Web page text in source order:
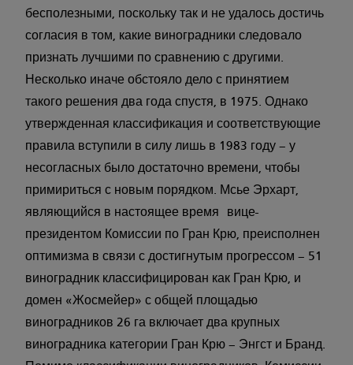
бесполезными, поскольку так и не удалось достичь
согласия в том, какие виноградники следовало
признать лучшими по сравнению с другими.
Несколько иначе обстояло дело с принятием
такого решения два года спустя, в 1975. Однако
утвержденная классификация и соответствующие
правила вступили в силу лишь в 1983 году – у
несогласных было достаточно времени, чтобы
примириться с новым порядком. Мсье Эрхарт,
являющийся в настоящее время вице-
президентом Комиссии по Гран Крю, преисполнен
оптимизма в связи с достигнутым прогрессом – 51
виноградник классифицирован как Гран Крю, и
домен «Жосмейер» с общей площадью
виноградников 26 га включает два крупных
виноградника категории Гран Крю – Энгст и Бранд.